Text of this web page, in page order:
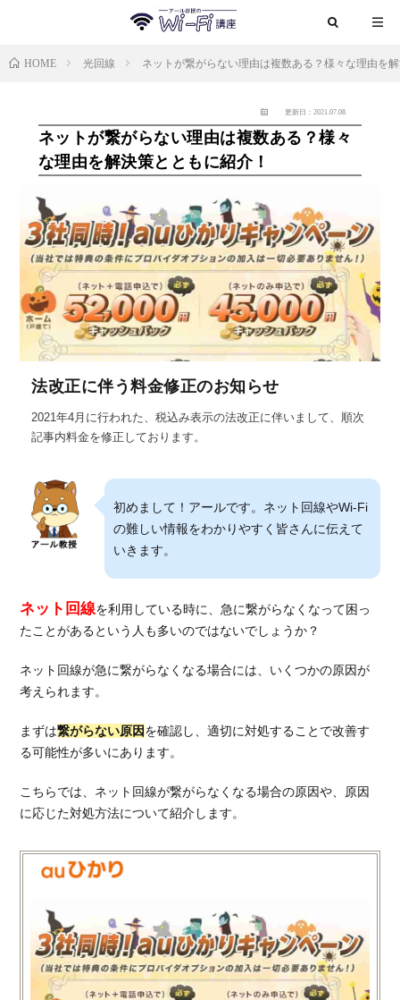
HOME 光回線 ネットが繋がらない理由は複数ある？様々な理由を
更新日：2021.07.08
ネットが繋がらない理由は複数ある？様々
な理由を解決策とともに紹介！
法改正に伴う料金修正のお知らせ
2021年4月に行われた、税込み表示の法改正に伴いまして、順次
記事内料金を修正しております。
初めまして！アールです。ネット回線やWi-Fi
の難しい情報をわかりやすく皆さんに伝えて
いきます。
ネット回線を利用している時に、急に繋がらなくなって困っ
たことがあるという人も多いのではないでしょうか？
ネット回線が急に繋がらなくなる場合には、いくつかの原因が
考えられます。
まずは繋がらない原因を確認し、適切に対処することで改善す
る可能性が多いにあります。
こちらでは、ネット回線が繋がらなくなる場合の原因や、原因
に応じた対処方法について紹介します。